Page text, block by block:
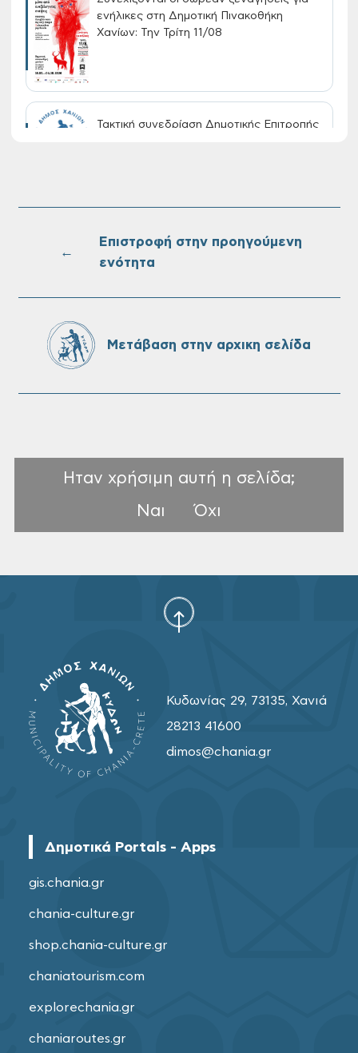
ενήλικες στη Δημοτική Πινακοθήκη
Χανίων: Την Τρίτη 11/08
Τακτική συνεδρίαση Δημοτικής Επιτροπής
Επαναλειτουργία του συστήματος
Ονουφρίου
Πίνακες Κατάταξης & Βαθμολογίας,
Δήμου Χανίων
←
Επιστροφή στην προηγούμενη
ενότητα
Μετάβαση στην αρχικη σελίδα
Ηταν χρήσιμη αυτή η σελίδα;
Ναι
Όχι
Κυδωνίας 29, 73135, Χανιά
28213 41600
dimos@chania.gr
Δημοτικά Portals - Apps
gis.chania.gr
chania-culture.gr
shop.chania-culture.gr
chaniatourism.com
explorechania.gr
chaniaroutes.gr